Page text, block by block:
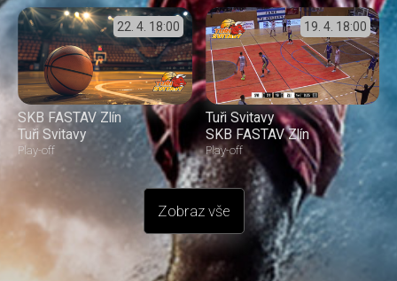
22. 4. 18:00
SKB FASTAV Zlín
Tuři Svitavy
Play-off
19. 4. 18:00
Tuři Svitavy
SKB FASTAV Zlín
Play-off
Zobraz vše